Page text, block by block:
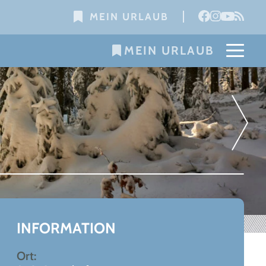
MEIN URLAUB
MEIN URLAUB
Leaflet| OpenStreetMap
INFORMATION
Ort: